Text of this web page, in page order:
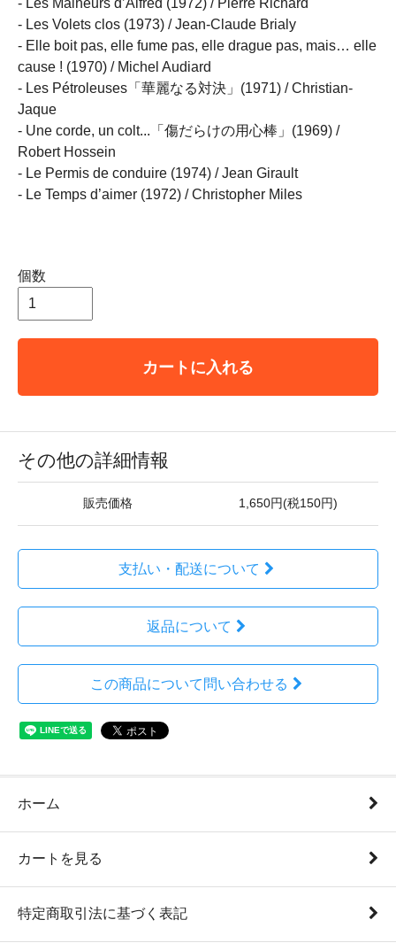
- Les Malheurs d’Alfred (1972) / Pierre Richard
- Les Volets clos (1973) / Jean-Claude Brialy
- Elle boit pas, elle fume pas, elle drague pas, mais… elle
cause ! (1970) / Michel Audiard
- Les Pétroleuses「華麗なる対決」(1971) / Christian-
Jaque
- Une corde, un colt...「傷だらけの用心棒」(1969) /
Robert Hossein
- Le Permis de conduire (1974) / Jean Girault
- Le Temps d’aimer (1972) / Christopher Miles
個数
カートに入れる
その他の詳細情報
販売価格 1,650円(税150円)
支払い・配送について
返品について
この商品について問い合わせる
ホーム
カートを見る
特定商取引法に基づく表記